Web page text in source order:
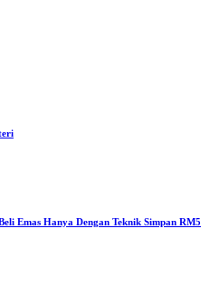
Emas Hanya Dengan Teknik Simpan RM5